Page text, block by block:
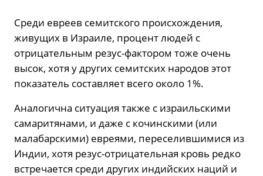
Среди евреев семитского происхождения,
живущих в Израиле, процент людей с
отрицательным резус-фактором тоже очень
высок, хотя у других семитских народов этот
показатель составляет всего около 1%.
Аналогична ситуация также с израильскими
самаритянами, и даже с кочинскими (или
малабарскими) евреями, переселившимися из
Индии, хотя резус-отрицательная кровь редко
встречается среди других индийских наций и